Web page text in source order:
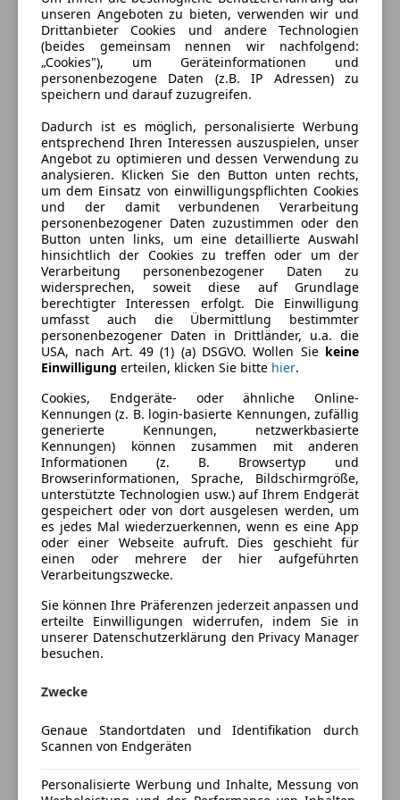
Energieverbrauch
Kraftstoff
Benzin
Kraftstoffverbrauch
5,50l/100 km (komb.)
CO₂-Emissionen
124 g/km (komb.)
Ausstattung
Komfort
Berganfahrassistent
Elektrische Fensterheber
Elektrische Seitenspiegel
Klimaanlage
Sitzheizung
Start/Stop-Automatik
Unterhaltung/Media
Radio
Volldigitales Kombiinstrument
Sicherheit
Beifahrerairbag
Fahrerairbag
Mehr anzeigen
Farbe und Innenausstattung
Außenfarbe
Schwarz
Lackierung
Preisbewertung
Versicherung
unseren Angeboten zu bieten, verwenden wir und
Drittanbieter Cookies und andere Technologien
(beides gemeinsam nennen wir nachfolgend:
„Cookies"), um Geräteinformationen und
personenbezogene Daten (z.B. IP Adressen) zu
speichern und darauf zuzugreifen.
Dadurch ist es möglich, personalisierte Werbung
entsprechend Ihren Interessen auszuspielen, unser
Angebot zu optimieren und dessen Verwendung zu
analysieren. Klicken Sie den Button unten rechts,
um dem Einsatz von einwilligungspflichten Cookies
und der damit verbundenen Verarbeitung
personenbezogener Daten zuzustimmen oder den
Button unten links, um eine detaillierte Auswahl
hinsichtlich der Cookies zu treffen oder um der
Verarbeitung personenbezogener Daten zu
widersprechen, soweit diese auf Grundlage
berechtigter Interessen erfolgt. Die Einwilligung
umfasst auch die Übermittlung bestimmter
personenbezogener Daten in Drittländer, u.a. die
USA, nach Art. 49 (1) (a) DSGVO. Wollen Sie keine
Einwilligung erteilen, klicken Sie bitte hier.
Cookies, Endgeräte- oder ähnliche Online-
Kennungen (z. B. login-basierte Kennungen, zufällig
generierte Kennungen, netzwerkbasierte
Kennungen) können zusammen mit anderen
Informationen (z. B. Browsertyp und
Browserinformationen, Sprache, Bildschirmgröße,
unterstützte Technologien usw.) auf Ihrem Endgerät
gespeichert oder von dort ausgelesen werden, um
es jedes Mal wiederzuerkennen, wenn es eine App
oder einer Webseite aufruft. Dies geschieht für
einen oder mehrere der hier aufgeführten
Verarbeitungszwecke.
Sie können Ihre Präferenzen jederzeit anpassen und
erteilte Einwilligungen widerrufen, indem Sie in
unserer Datenschutzerklärung den Privacy Manager
besuchen.
Zwecke
Genaue Standortdaten und Identifikation durch
Scannen von Endgeräten
Personalisierte Werbung und Inhalte, Messung von